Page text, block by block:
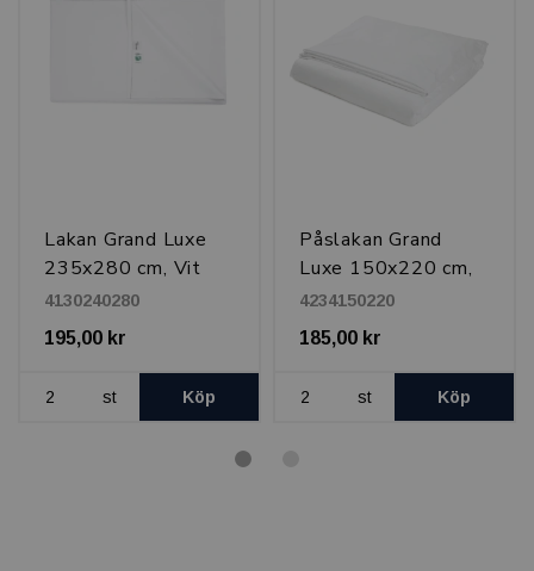
Lakan Grand Luxe
235x280 cm, Vit
4130240280
195,00 kr
st Köp
Påslakan Grand
Luxe 150x220 cm,
Vit
4234150220
185,00 kr
st Köp